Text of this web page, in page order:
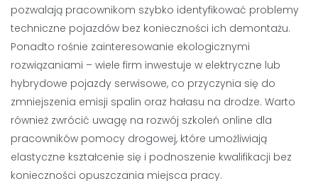
pozwalają pracownikom szybko identyfikować problemy
techniczne pojazdów bez konieczności ich demontażu.
Ponadto rośnie zainteresowanie ekologicznymi
rozwiązaniami – wiele firm inwestuje w elektryczne lub
hybrydowe pojazdy serwisowe, co przyczynia się do
zmniejszenia emisji spalin oraz hałasu na drodze. Warto
również zwrócić uwagę na rozwój szkoleń online dla
pracowników pomocy drogowej, które umożliwiają
elastyczne kształcenie się i podnoszenie kwalifikacji bez
konieczności opuszczania miejsca pracy.